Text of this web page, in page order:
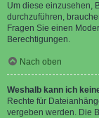
Um diese einzusehen,
durchzuführen,
Fragen Sie einen
Berechtigungen.
Nach oben
Weshalb kann ich
Rechte für
vergeben werden. Die